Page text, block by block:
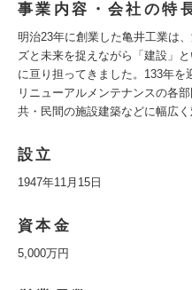
事業内容・会社の特
明治23年に創業した亀井工業は
ズと未来を捉えながら「建設」
に亘り担ってきました。133年を
リニューアルメンテナンスの各
共・民間の施設建築などに幅広く
設立
1947年11月15日
資本金
5,000万円